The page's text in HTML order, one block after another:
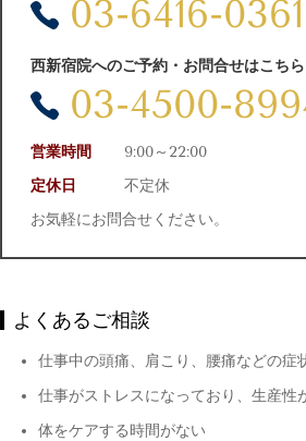
03-6416-0361
西新宿院へのご予約・お問合せはこちら
03-4500-
営業時間
9:00～22:00
定休日
不定休
お気軽にお問合せください。
よくあるご相談
仕事中の頭痛、肩こり、腰痛などの症
仕事がストレスになっており、生産性
体をケアする時間がない